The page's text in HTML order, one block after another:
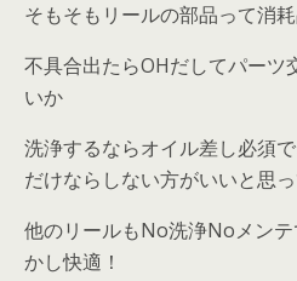
そもそもリールの部品って消
不具合出たらOHだしてパーツ
いか
洗浄するならオイル差し必須
だけならしない方がいいと思
他のリールもNo洗浄Noメン
かし快適！